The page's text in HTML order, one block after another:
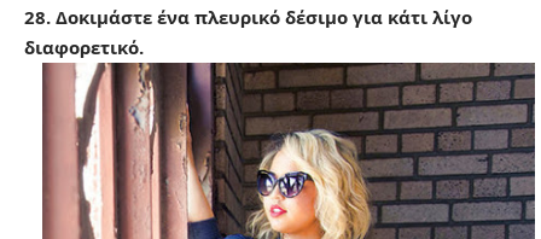
28. Δοκιμάστε ένα πλευρικό δέσιμο για κάτι λίγο
διαφορετικό.